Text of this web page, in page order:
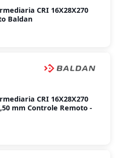
CRI 16X28X270
Baldan
CRI 16X28X270
mm Controle Remoto -